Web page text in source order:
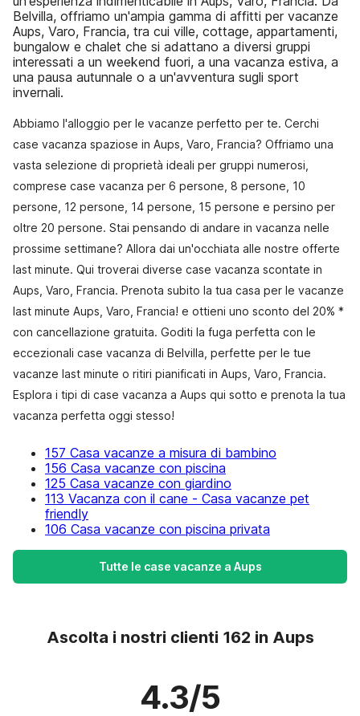
Belvilla, offriamo un'ampia gamma di affitti per vacanze
Aups, Varo, Francia, tra cui ville, cottage, appartamenti,
bungalow e chalet che si adattano a diversi gruppi
interessati a un weekend fuori, a una vacanza estiva, a
una pausa autunnale o a un'avventura sugli sport
invernali.
Abbiamo l'alloggio per le vacanze perfetto per te. Cerchi
case vacanza spaziose in Aups, Varo, Francia? Offriamo una
vasta selezione di proprietà ideali per gruppi numerosi,
comprese case vacanza per 6 persone, 8 persone, 10
persone, 12 persone, 14 persone, 15 persone e persino per
oltre 20 persone. Stai pensando di andare in vacanza nelle
prossime settimane? Allora dai un'occhiata alle nostre offerte
last minute. Qui troverai diverse case vacanza scontate in
Aups, Varo, Francia. Prenota subito la tua casa per le vacanze
last minute Aups, Varo, Francia! e ottieni uno sconto del 20% *
con cancellazione gratuita. Goditi la fuga perfetta con le
eccezionali case vacanza di Belvilla, perfette per le tue
vacanze last minute o ritiri pianificati in Aups, Varo, Francia.
Esplora i tipi di case vacanza a Aups qui sotto e prenota la tua
vacanza perfetta oggi stesso!
157 Casa vacanze a misura di bambino
156 Casa vacanze con piscina
125 Casa vacanze con giardino
113 Vacanza con il cane - Casa vacanze pet
friendly
106 Casa vacanze con piscina privata
Tutte le case vacanze a Aups
Ascolta i nostri clienti 162 in Aups
4.3/5